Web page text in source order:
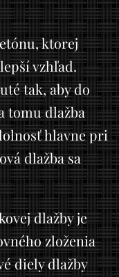
ktorej
vzhľad.
tak, aby do
tomu dlažba
hlavne pri
dlažba sa
dlažby je
zloženia
diely dlažby